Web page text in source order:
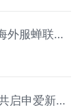
外服蝉联
机构百强
启申爱新篇